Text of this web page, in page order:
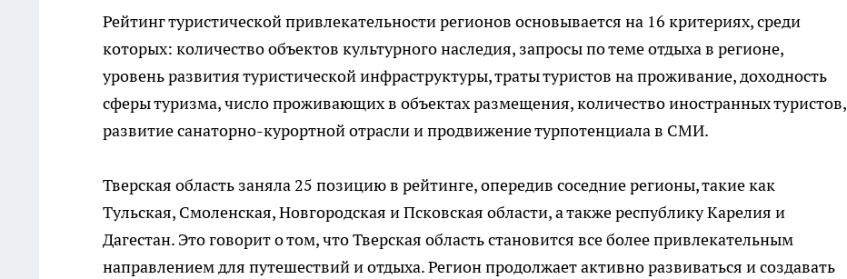
Рейтинг туристической привлекательности регионов основывается на 16 критериях, среди
которых: количество объектов культурного наследия, запросы по теме отдыха в регионе,
уровень развития туристической инфраструктуры, траты туристов на проживание, доходность
сферы туризма, число проживающих в объектах размещения, количество иностранных туристов,
развитие санаторно-курортной отрасли и продвижение турпотенциала в СМИ.
Тверская область заняла 25 позицию в рейтинге, опередив соседние регионы, такие как
Тульская, Смоленская, Новгородская и Псковская области, а также республику Карелия и
Дагестан. Это говорит о том, что Тверская область становится все более привлекательным
направлением для путешествий и отдыха. Регион продолжает активно развиваться и создавать